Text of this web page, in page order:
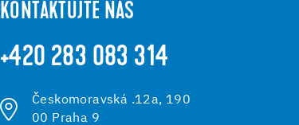
KONTAKTUJTE NÁS
+420 283 083 314
Českomoravská .12a, 190
00 Praha 9